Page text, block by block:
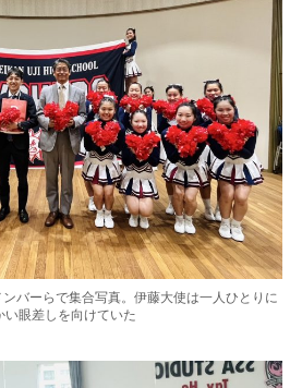
バーらで集合写真。伊藤大使は一人ひとりに
い眼差しを向けていた